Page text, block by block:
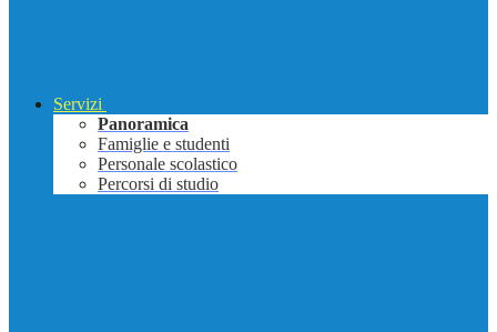
Servizi
Panoramica
Famiglie e studenti
Personale scolastico
Percorsi di studio